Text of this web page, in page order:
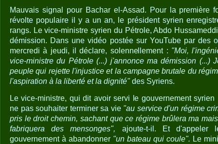
Mauvais signal pour Bachar el-Assad. Pour la première
révolte populaire il y a un an, le président syrien
rangs. Le vice-ministre syrien du Pétrole, Abdo
démission. Dans une vidéo postée sur YouTube par des
mercredi à jeudi, il déclare, solennellement : "Moi,
vice-ministre du Pétrole (...) j'annonce ma démission (...)
peuple qui rejette l'injustice et la campagne brutale du
l'aspiration à la liberté et la dignité"des Syriens.
Le vice-ministre, qui dit avoir servi le gouvernement
ne pas souhaiter terminer sa vie "au service d'un régime
pris le droit chemin, sachant que ce régime brûlera ma
fabriquera des mensonges", ajoute-t-il. Et d'appeler
gouvernement à abandonner "un bateau qui coule". Le